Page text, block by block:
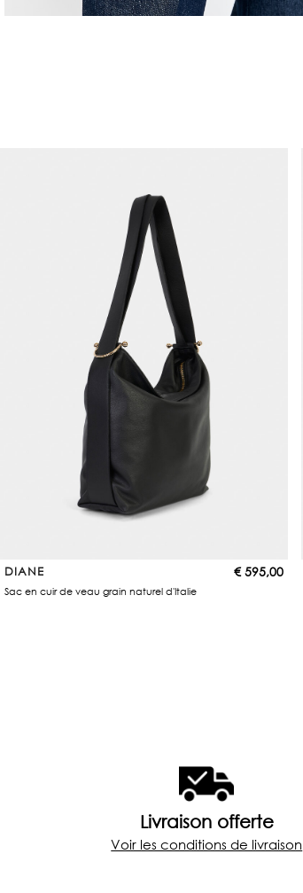
DIANE
Sac en cuir de veau grain naturel d'Italie
€595,00
Livraison offerte
Voir les conditions de livraison